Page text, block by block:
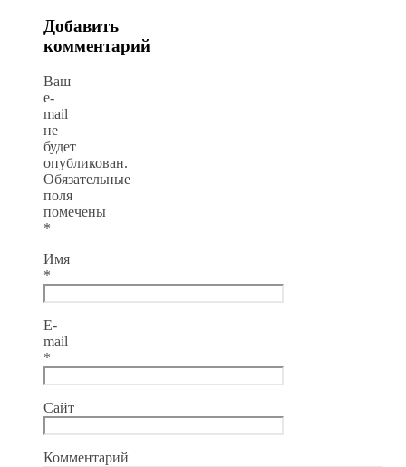
Добавить
комментарий
Ваш
e-
mail
не
будет
опубликован.
Обязательные
поля
помечены
*
Имя
*
E-
mail
*
Сайт
Комментарий